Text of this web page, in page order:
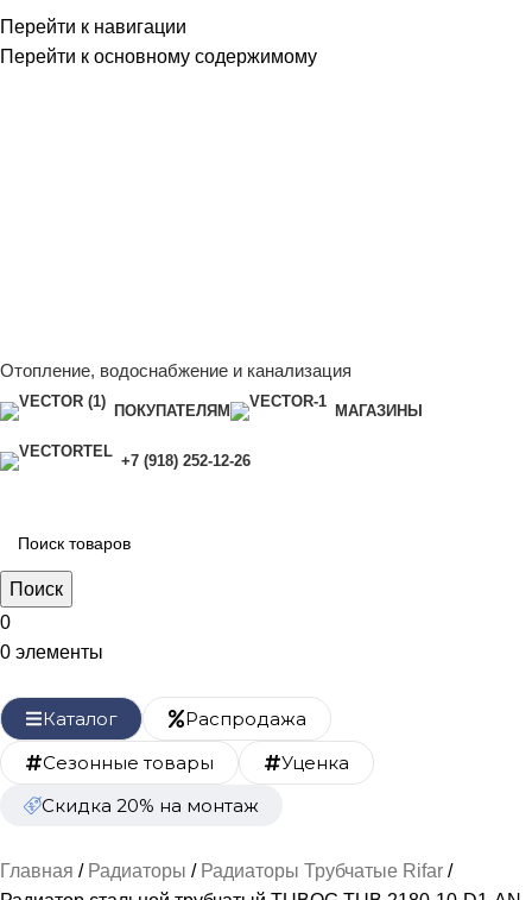
Перейти к навигации
Перейти к основному содержимому
Отопление, водоснабжение и канализация
ПОКУПАТЕЛЯМ МАГАЗИНЫ
+7 (918) 252-12-26
Поиск
0
0 элементы
Каталог
Распродажа
Сезонные товары
Уценка
Скидка 20% на монтаж
Главная Радиаторы
Радиаторы Трубчатые Rifar